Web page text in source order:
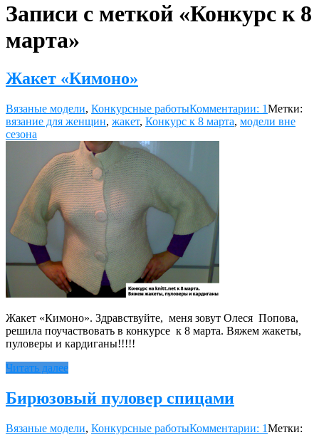
Записи с меткой «Конкурс к 8
марта»
Жакет «Кимоно»
Вязаные модели, Конкурсные работыКомментарии: 1Метки:
вязание для женщин, жакет, Конкурс к 8 марта, модели вне
сезона
Жакет «Кимоно». Здравствуйте, меня зовут Олеся Попова,
решила поучаствовать в конкурсе к 8 марта. Вяжем жакеты,
пуловеры и кардиганы!!!!!
Читать далее
Бирюзовый пуловер спицами
Вязаные модели, Конкурсные работыКомментарии: 1Метки: